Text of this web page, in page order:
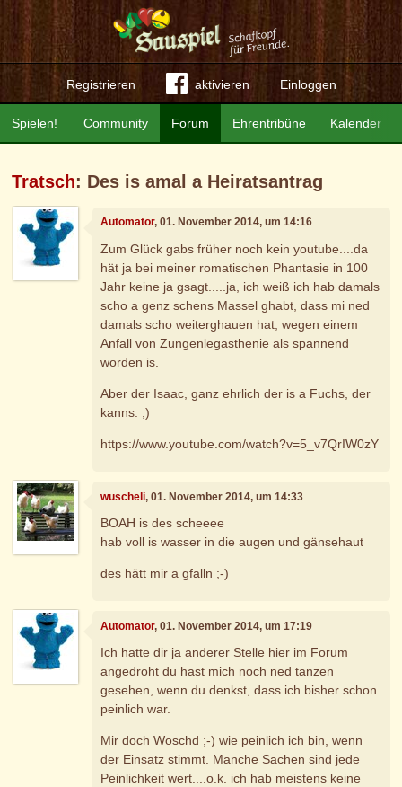
Registrieren aktivieren Einloggen
Community Forum Ehrentribüne Kalender
Spielen!
Tratsch: Des is amal a Heiratsantrag
Automator, 01. November 2014, um 14:16
Zum Glück gabs früher noch kein youtube....da
hät ja bei meiner romatischen Phantasie in 100
Jahr keine ja gsagt.....ja, ich weiß ich hab damals
scho a genz schens Massel ghabt, dass mi ned
damals scho weiterghauen hat, wegen einem
Anfall von Zungenlegasthenie als spannend
worden is.
Aber der Isaac, ganz ehrlich der is a Fuchs, der
kanns. ;)
https://www.youtube.com/watch?v=5_v7QrIW0zY
wuscheli, 01. November 2014, um 14:33
BOAH is des scheeee
hab voll is wasser in die augen und gänsehaut
des hätt mir a gfalln ;-)
Automator, 01. November 2014, um 17:19
Ich hatte dir ja anderer Stelle hier im Forum
angedroht du hast mich noch ned tanzen
gesehen, wenn du denkst, dass ich bisher schon
peinlich war.
Mir doch Woschd ;-) wie peinlich ich bin, wenn
der Einsatz stimmt. Manche Sachen sind jede
Peinlichkeit wert....o.k. ich hab meistens keine